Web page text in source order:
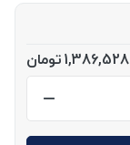
1,386,528تومان